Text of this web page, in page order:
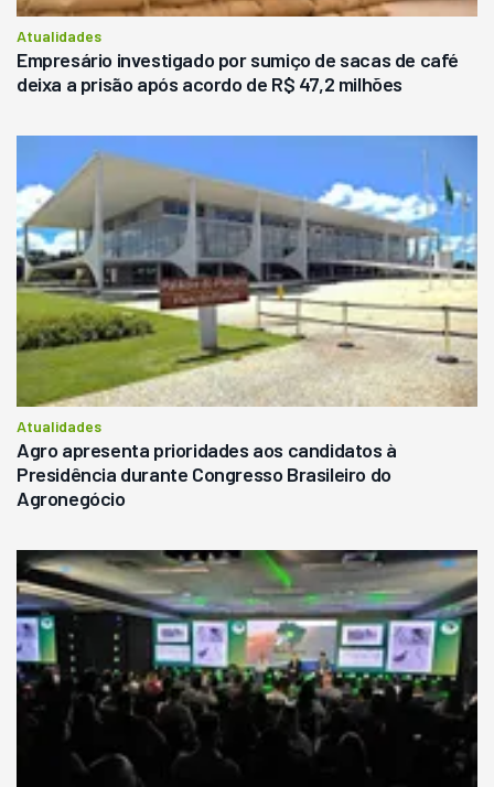
Atualidades
Empresário investigado por sumiço de sacas de café
deixa a prisão após acordo de R$ 47,2 milhões
Atualidades
Agro apresenta prioridades aos candidatos à
Presidência durante Congresso Brasileiro do
Agronegócio